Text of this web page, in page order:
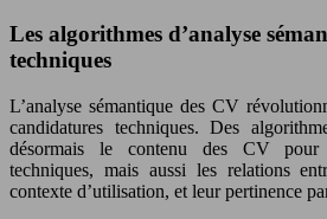
Les algorithmes d’analyse
techniques
L’analyse sémantique des CV
candidatures techniques. Des
désormais le contenu des CV pour
techniques, mais aussi les relations
contexte d’utilisation, et leur pertinence